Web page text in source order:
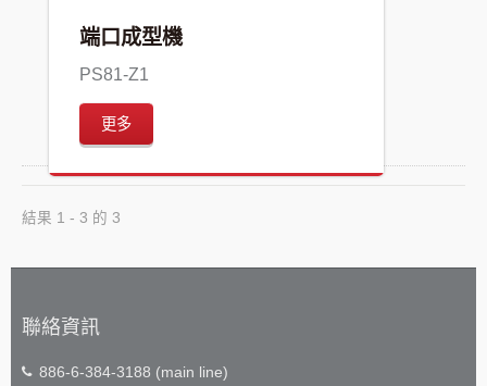
端口成型機
PS81-Z1
更多
結果 1 - 3 的 3
聯絡資訊
886-6-384-3188 (main line)